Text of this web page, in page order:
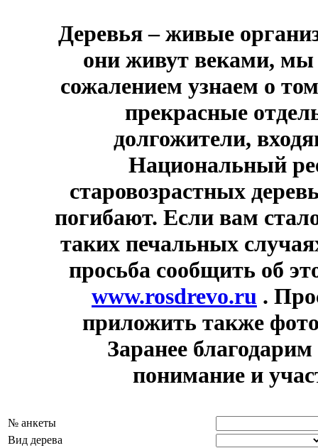
Деревья – живые
они живут веками, мы
сожалением узнаем о
прекрасные
долгожители,
Национальный
старовозрастных
погибают. Если вам
таких печальных
просьба сообщить об
www.rosdrevo.ru .
приложить также
Заранее благодарим
понимание и
№ анкеты
Вид дерева